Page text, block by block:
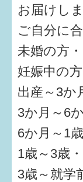
お届けしま
ご自分に
未婚の方・
妊娠中の方
出産～3か
3か月～6
6か月～1
1歳～3歳・
3歳～就学